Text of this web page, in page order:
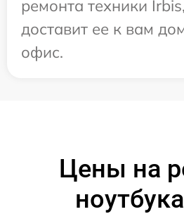
ремонта техники
доставит ее к вам
офис.
Цены на